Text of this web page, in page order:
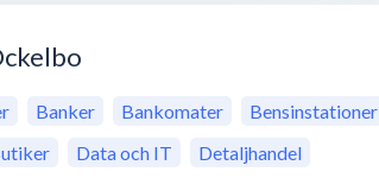
Banker Bankomater
Bensinstationer
Data och IT
Detaljhandel